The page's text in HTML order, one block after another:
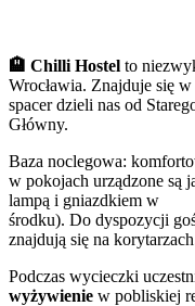
🏨 Chilli Hostel to
Wrocławia. Znajduje się w
spacer dzieli nas od
Główny.
Baza noclegowa:
w pokojach urządzone są
lampą i gniazdkiem w
środku). Do dyspozycji
znajdują się na
Podczas wycieczki
wyżywienie w pobliskiej